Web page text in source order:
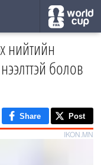
нийтийн
болов
Share Post
IKON.MN